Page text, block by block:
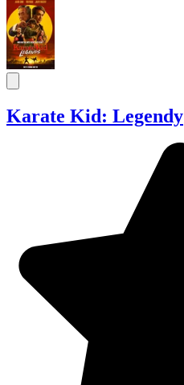
Karate Kid: Legendy